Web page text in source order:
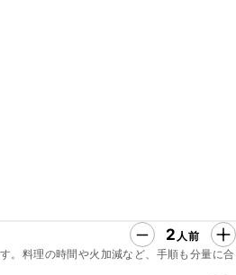
2 人前
。料理の時間や火加減など、手順も分量に合